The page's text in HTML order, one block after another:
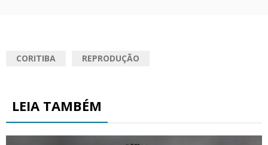
CORITIBA REPRODUÇÃO
LEIA TAMBÉM